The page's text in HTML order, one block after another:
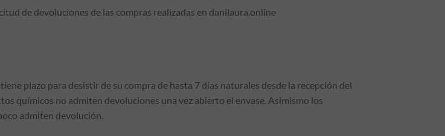
de devoluciones de las compras realizadas en danilaura.online
plazo para desistir de su compra de hasta 7 días naturales desde la recepción del
químicos no admiten devoluciones una vez abierto el envase. Asimismo los
admiten devolución.